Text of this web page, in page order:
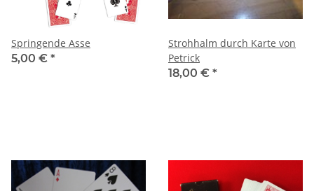
Springende Asse
5,00 € *
Strohhalm durch Karte von
Petrick
18,00 € *